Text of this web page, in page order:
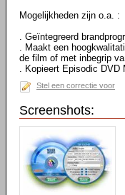
Mogelijkheden zijn o.a. :
. Geïntegreerd
. Maakt een
de film of met inbegrip
. Kopieert Episodic
Stel een correctie voor
Screenshots: